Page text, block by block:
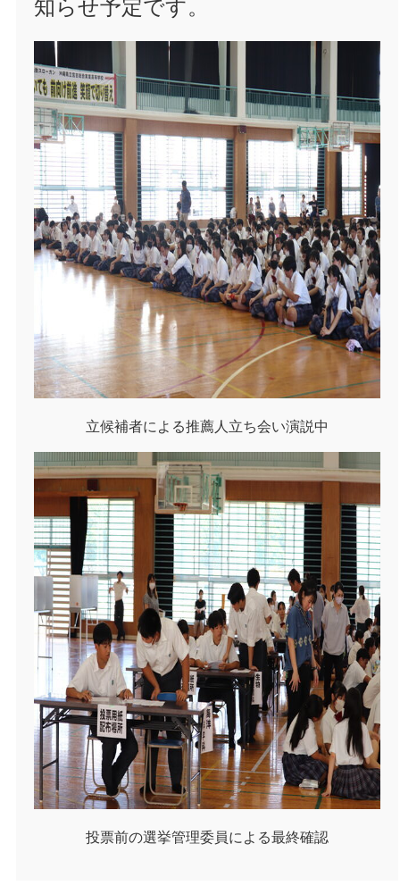
知らせ予定です。
立候補者による推薦人立ち会い演説中
投票前の選挙管理委員による最終確認